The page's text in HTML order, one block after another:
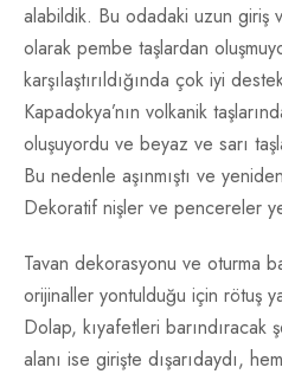
alabildik. Bu odadaki uzun giriş
olarak pembe taşlardan
karşılaştırıldığında çok iyi
Kapadokya’nın volkanik
oluşuyordu ve beyaz ve sarı
Bu nedenle aşınmıştı ve
Dekoratif nişler ve pencereler
Tavan dekorasyonu ve oturma
orijinaller yontulduğu için rötuş
Dolap, kıyafetleri barındıracak
alanı ise girişte dışarıdaydı,